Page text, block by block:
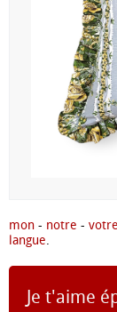
mon - notre - votre
langue.
Je t'aime